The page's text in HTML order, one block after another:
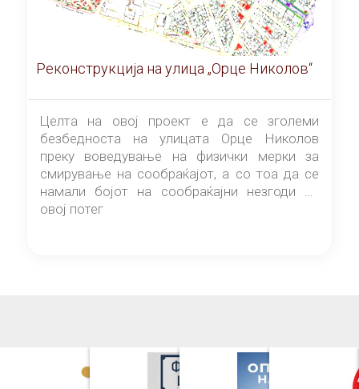
Реконструкција на улица „Орце Николов“
Целта на овој проект е да се зголеми
безбедноста на улицата Орце Николов
преку воведување на физички мерки за
смирување на сообраќајот, а со тоа да се
намали бојот на сообраќајни незгоди на
овој потег